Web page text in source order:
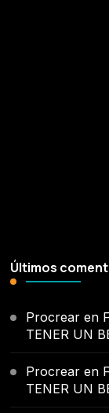
Últimos
Procrear en
TENER UN
Procrear en
TENER UN